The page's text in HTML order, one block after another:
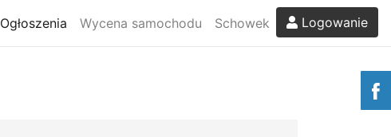
Ogłoszenia Wycena samochodu Schowek Logowanie